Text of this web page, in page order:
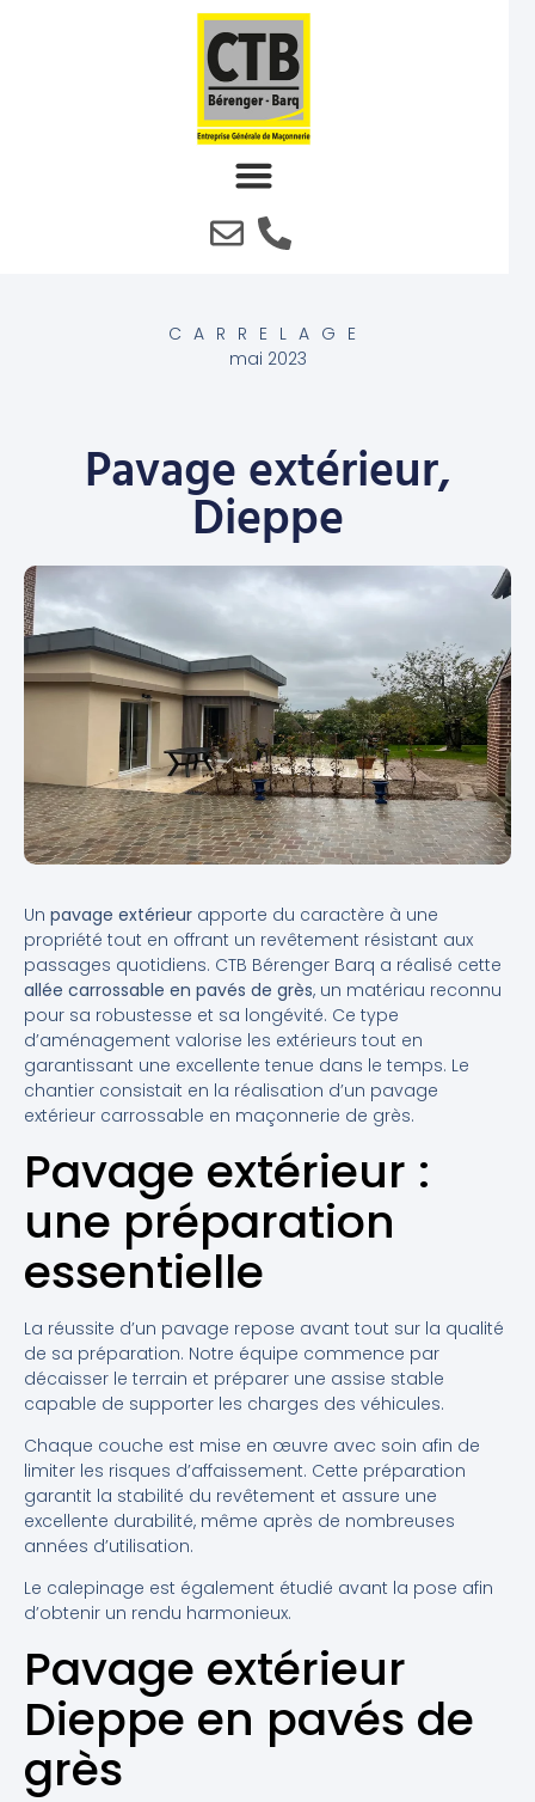
CARRELAGE
mai 2023
Pavage extérieur,
Dieppe
Un pavage extérieur apporte du caractère à une
propriété tout en offrant un revêtement résistant aux
passages quotidiens. CTB Bérenger Barq a réalisé cette
allée carrossable en pavés de grès, un matériau reconnu
pour sa robustesse et sa longévité. Ce type
d’aménagement valorise les extérieurs tout en
garantissant une excellente tenue dans le temps. Le
chantier consistait en la réalisation d’un pavage
extérieur carrossable en maçonnerie de grès.
Pavage extérieur :
une préparation
essentielle
La réussite d’un pavage repose avant tout sur la qualité
de sa préparation. Notre équipe commence par
décaisser le terrain et préparer une assise stable
capable de supporter les charges des véhicules.
Chaque couche est mise en œuvre avec soin afin de
limiter les risques d’affaissement. Cette préparation
garantit la stabilité du revêtement et assure une
excellente durabilité, même après de nombreuses
années d’utilisation.
Le calepinage est également étudié avant la pose afin
d’obtenir un rendu harmonieux.
Pavage extérieur
Dieppe en pavés de
grès